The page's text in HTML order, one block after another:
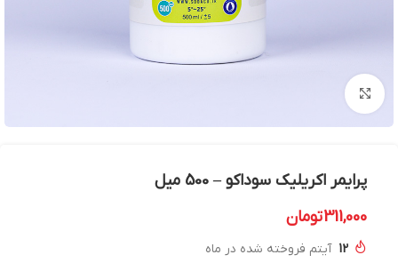
بزرگنمایی تصویر
پرایمر اکریلیک سوداکو – 500 میل
311,000تومان
12 آیتم فروخته شده در ماه